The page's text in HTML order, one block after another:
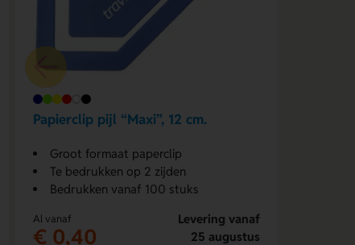
Papierclip pijl “Maxi”, 12 cm.
Groot formaat paperclip
Te bedrukken op 2 zijden
Bedrukken vanaf 100 stuks
Al vanaf
€ 0,40
Levering vanaf
25 augustus